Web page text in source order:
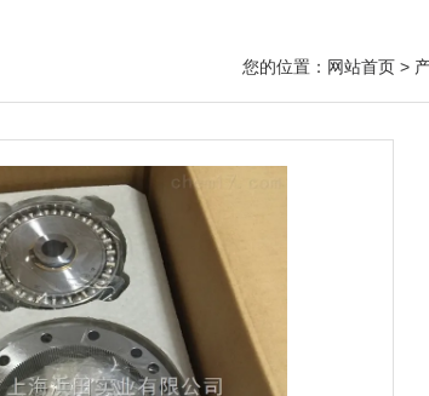
您的位置： 网站首页 >